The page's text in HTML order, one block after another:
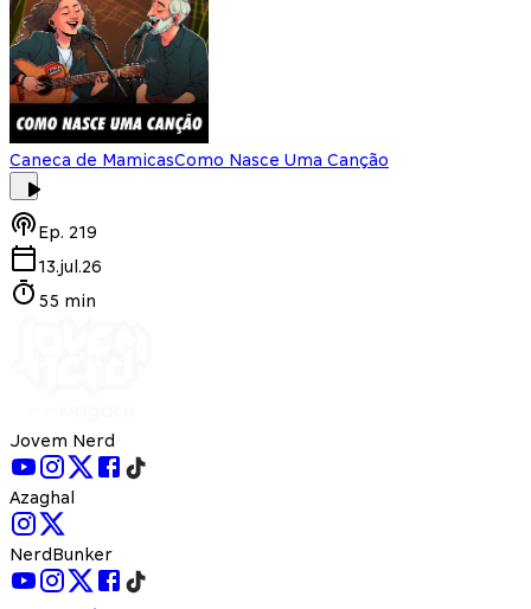
Caneca de MamicasComo Nasce Uma Canção
Ep. 219
13.jul.26
55 min
Jovem Nerd
Azaghal
NerdBunker